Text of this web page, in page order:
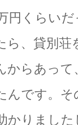
円くらい
ら、貸別
からあっ
んです。
かりまし